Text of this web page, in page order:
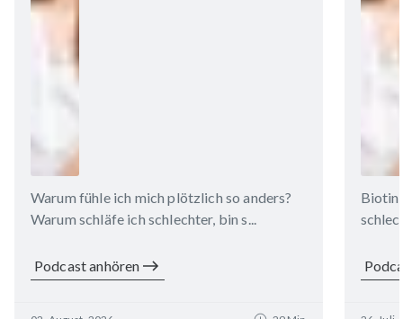
Warum fühle ich mich plötzlich so anders?
Warum schläfe ich schlechter, bin s...
Podcast anhören
Biotin